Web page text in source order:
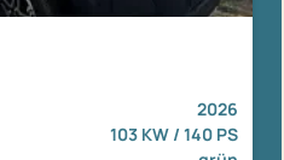
2026
103 KW / 140 PS